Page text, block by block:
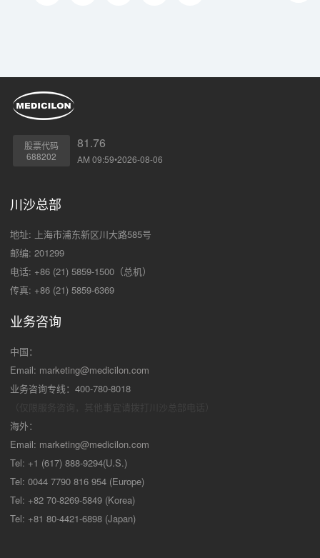
股票代码
688202
81.76
AM 09:59•2026-08-06
川沙总部
地址: 上海市浦东新区川大路585号
邮编: 201299
电话: +86 (21) 5859-1500（总机）
传真: +86 (21) 5859-6369
业务咨询
中国：
Email: marketing@medicilon.com
业务咨询专线：400-780-8018
海外：
Email: marketing@medicilon.com
Tel: +1 (617) 888-9294(U.S.)
Tel: 0044 7790 816 954 (Europe)
Tel: +82 70-8269-5849 (Korea)
Tel: +81 80-4421-6898 (Japan)